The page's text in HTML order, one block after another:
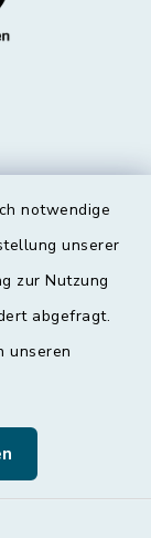
notwendige
unserer
zur Nutzung
abgefragt.
unseren